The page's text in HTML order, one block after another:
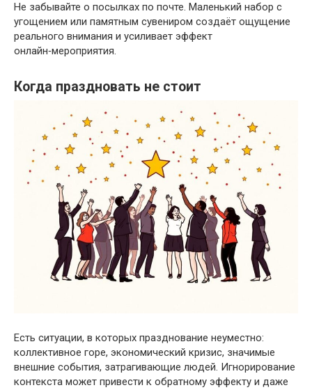
Не забывайте о посылках по почте. Маленький набор с
угощением или памятным сувениром создаёт ощущение
реального внимания и усиливает эффект
онлайн‑мероприятия.
Когда праздновать не стоит
Есть ситуации, в которых празднование неуместно:
коллективное горе, экономический кризис, значимые
внешние события, затрагивающие людей. Игнорирование
контекста может привести к обратному эффекту и даже